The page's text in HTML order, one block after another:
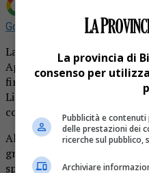
Google
La Regione Piemonte trova
Approvato all’unanimità
firmataria Elena Rocchi.
Lista Civica Cirio Presidente
commissione Enti locali e
Al centro del
gravati da usi civici
spettante ad una specifica
La provincia di
consenso per
Pubblicità e
delle prestazioni dei
ricerche sul pubblico,
Archiviare